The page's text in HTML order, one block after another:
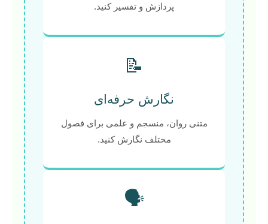
پردازش و تفسیر کنید.
📝
نگارش حرفه‌ای
متنی روان، منسجم و علمی برای فصول
مختلف نگارش کنید.
🗣️